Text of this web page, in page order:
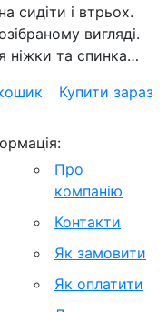
сидіти і втрьох.
вигляді.
ніжки та спинка…
Купити зараз
Про
компанію
Контакти
Як замовити
Як оплатити